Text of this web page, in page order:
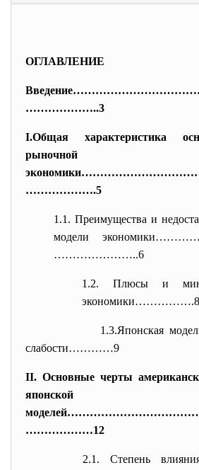
ОГЛАВЛЕНИЕ
………………..3
I.Общая характеристика
рыночной
……………….5
1.1. Преимущества и
модели
…………………..6
1.2. Плюсы и
экономики…………….8
1.3.Японская
слабости…………9
II. Основные черты
японской
………………12
2.1. Степень